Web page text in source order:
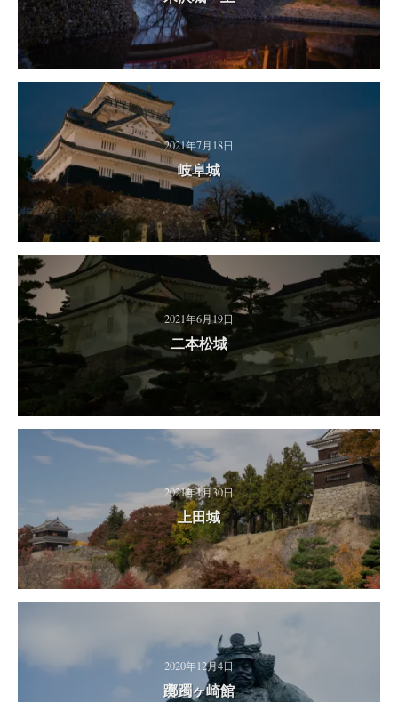
2021年7月18日
岐阜城
2021年6月19日
二本松城
2021年1月30日
上田城
2020年12月4日
躑躅ヶ崎館